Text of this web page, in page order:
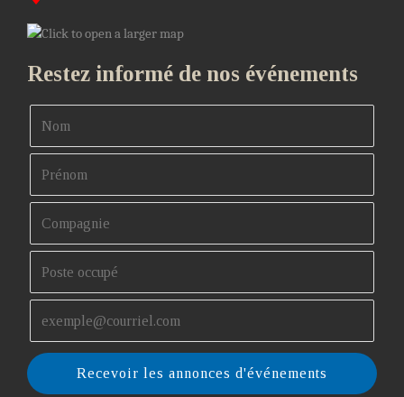
Restez informé de nos événements
Recevoir les annonces d'événements